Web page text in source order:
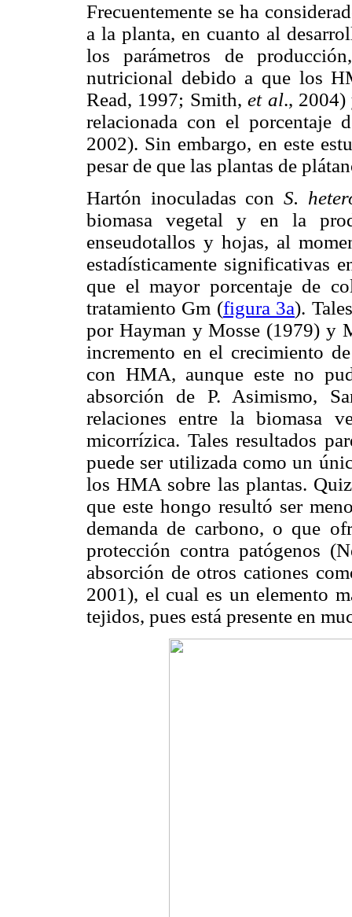
Frecuentemente se ha
a la planta, en cuanto al
los parámetros de
nutricional debido a que los
Read, 1997; Smith,et al., 2004)
relacionada con el
2002). Sin embargo, en este
pesar de que las plantas de
Hartón inoculadas con S.
biomasa vegetal y en la
enseudotallos y hojas, al
estadísticamente significativas
que el mayor porcentaje de
tratamiento Gm (figura 3a).
por Hayman y Mosse (1979) y
incremento en el crecimiento
con HMA, aunque este no
absorción de P. Asimismo,
relaciones entre la biomasa
micorrízica. Tales resultados
puede ser utilizada como un
los HMA sobre las plantas.
que este hongo resultó ser
demanda de carbono, o que
protección contra patógenos
absorción de otros cationes
2001), el cual es un elemento
tejidos, pues está presente en